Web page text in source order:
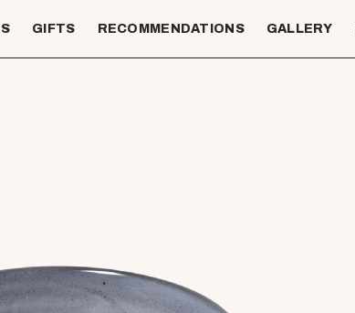
GIFTS RECOMMENDATIONS GALLERY